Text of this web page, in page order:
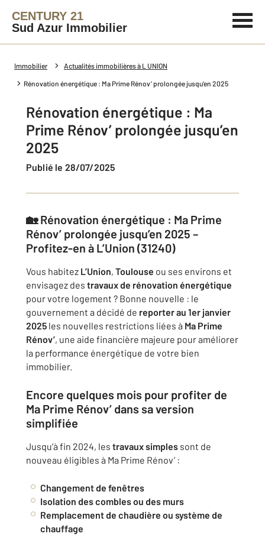
CENTURY 21
Sud Azur Immobilier
Immobilier Actualités immobilières à L UNION
Rénovation énergétique : Ma Prime Rénov’ prolongée jusqu’en 2025
Rénovation énergétique : Ma
Prime Rénov’ prolongée jusqu’en
2025
Publié le 28/07/2025
🏡 Rénovation énergétique : Ma Prime
Rénov’ prolongée jusqu’en 2025 –
Profitez-en à L’Union (31240)
Vous habitez L’Union, Toulouse ou ses environs et
envisagez des travaux de rénovation énergétique
pour votre logement ? Bonne nouvelle : le
gouvernement a décidé de reporter au 1er janvier
2025 les nouvelles restrictions liées à Ma Prime
Rénov’, une aide financière majeure pour améliorer
la performance énergétique de votre bien
immobilier.
Encore quelques mois pour profiter de
Ma Prime Rénov’ dans sa version
simplifiée
Jusqu’à fin 2024, les travaux simples sont de
nouveau éligibles à Ma Prime Rénov’ :
Changement de fenêtres
Isolation des combles ou des murs
Remplacement de chaudière ou système de
chauffage